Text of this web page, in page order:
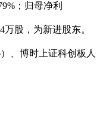
；归母净利
股，为新进股东。
、博时上证科创板人